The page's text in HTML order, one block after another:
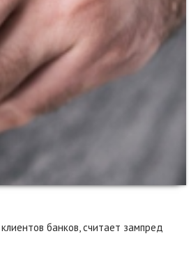
банков, считает зампред